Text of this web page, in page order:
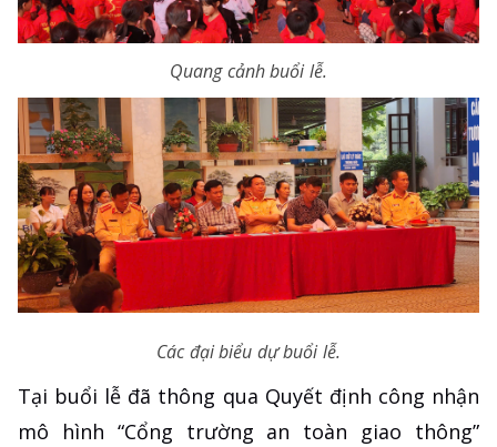
Quang cảnh buổi lễ.
Các đại biểu dự buổi lễ.
Tại buổi lễ đã thông qua Quyết định công nhận
mô hình “Cổng trường an toàn giao thông”